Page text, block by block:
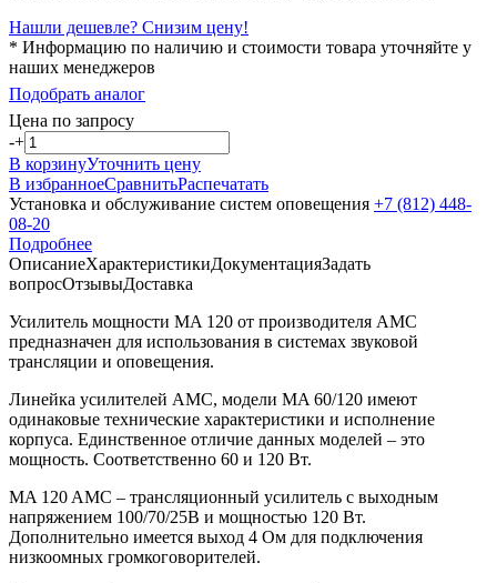
Нашли дешевле? Снизим цену!
* Информацию по наличию и стоимости товара уточняйте у
наших менеджеров
Подобрать аналог
Цена по запросу
-+
В корзинуУточнить цену
В избранноеСравнитьРаспечатать
Установка и обслуживание систем оповещения +7 (812) 448-
08-20
Подробнее
ОписаниеХарактеристикиДокументацияЗадать
вопросОтзывыДоставка
Усилитель мощности MA 120 от производителя AMC
предназначен для использования в системах звуковой
трансляции и оповещения.
Линейка усилителей AMC, модели MA 60/120 имеют
одинаковые технические характеристики и исполнение
корпуса. Единственное отличие данных моделей – это
мощность. Соответственно 60 и 120 Вт.
MA 120 AMC – трансляционный усилитель с выходным
напряжением 100/70/25В и мощностью 120 Вт.
Дополнительно имеется выход 4 Ом для подключения
низкоомных громкоговорителей.